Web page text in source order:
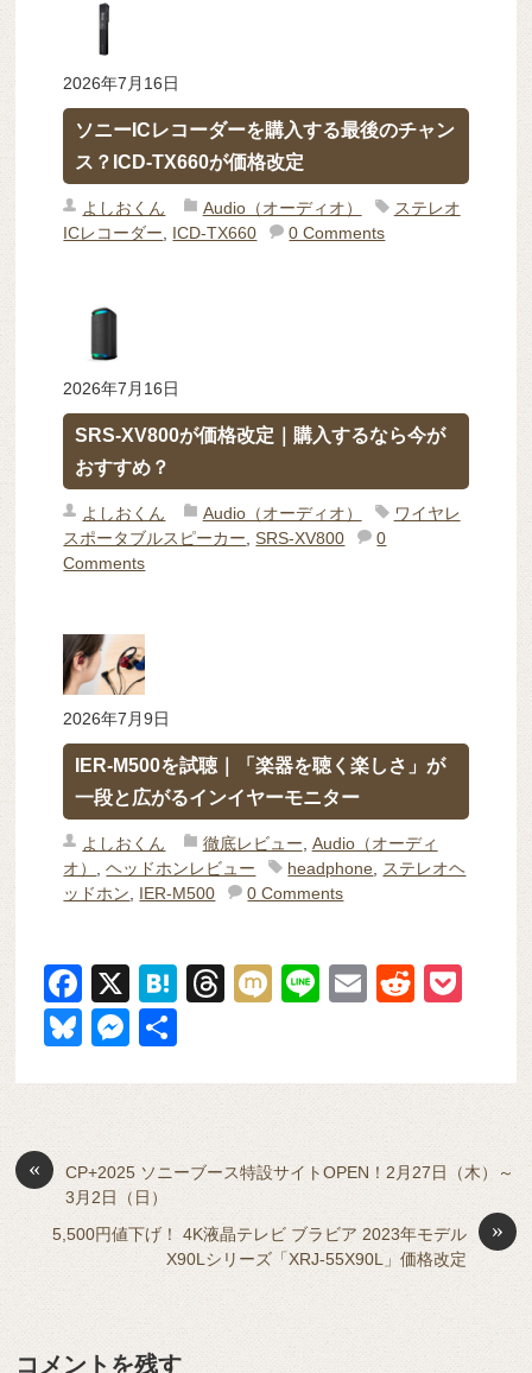
2026年7月16日
ソニーICレコーダーを購入する最後のチャン
ス？ICD-TX660が価格改定
よしおくん Audio（オーディオ）
ステレオ
ICレコーダー
ICD-TX660 0 Comments
2026年7月16日
SRS-XV800が価格改定｜購入するなら今が
おすすめ？
よしおくん Audio（オーディオ）
ワイヤレ
スポータブルスピーカー ,SRS-XV800
0
Comments
2026年7月9日
IER-M500を試聴｜「楽器を聴く楽しさ」が
一段と広がるインイヤーモニター
よしおくん 徹底レビュー, Audio（オーディ
オ） ,ヘッドホンレビュー headphone, ステレオヘ
ッドホン, IER-M500 0 Comments
F
a
c
e
b
o
o
k
X
H
n
a
T
a
s
M Li
E
R
di et
Bl
sk
y
M
ss
n
g
er
«
CP+2025 ソニーブース特設サイトOPEN！2月27日（木）～
3月2日（日）
»
5,500円値下げ！ 4K液晶テレビ ブラビア 2023年モデル
X90Lシリーズ「XRJ-55X90L」価格改定
コメントを残す